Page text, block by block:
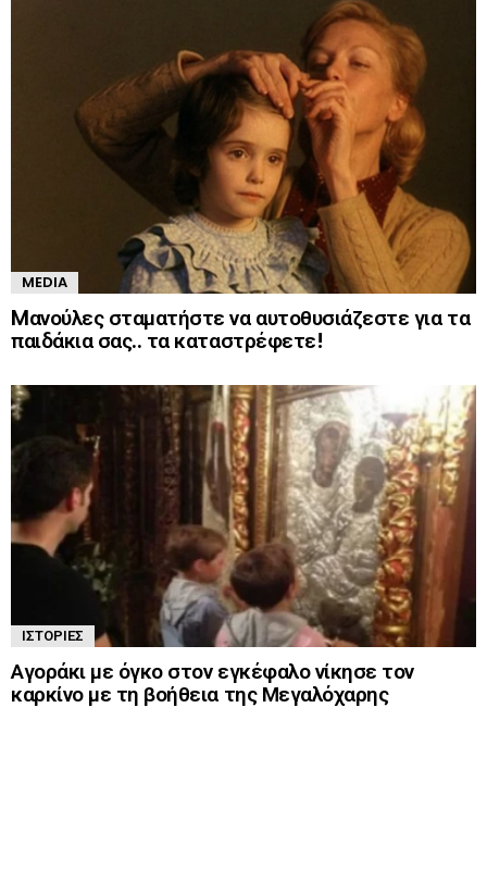
MEDIA
Mανούλες σταματήστε να αυτοθυσιάζεστε για τα
παιδάκια σας.. τα καταστρέφετε!
ΙΣΤΟΡΊΕΣ
Αγοράκι με όγκο στον εγκέφαλο νίκησε τον
καρκίνο με τη βοήθεια της Μεγαλόχαρης